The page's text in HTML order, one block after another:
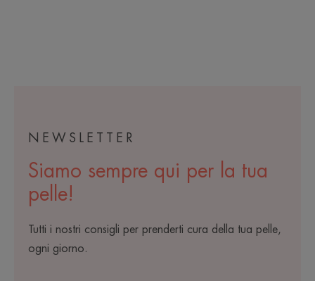
NEWSLETTER
Siamo sempre qui per la tua
pelle!
Tutti i nostri consigli per prenderti cura della tua pelle,
ogni giorno.